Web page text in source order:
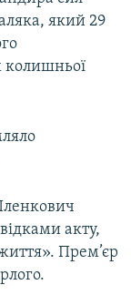
який 29
колишньої
акту,
Прем’єр